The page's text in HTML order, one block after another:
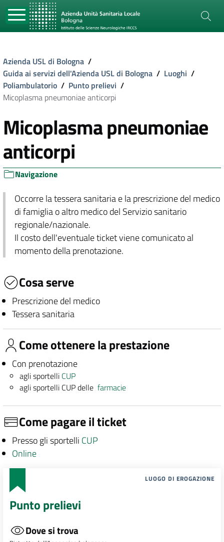
Azienda USL di Bologna /
Guida ai servizi dell'Azienda USL di Bologna / Luoghi /
Poliambulatorio / Punto prelievi /
Micoplasma pneumoniae anticorpi
Micoplasma pneumoniae
anticorpi
Navigazione
Occorre la tessera sanitaria e la prescrizione del medico
di famiglia o altro medico del Servizio sanitario
regionale/nazionale.
Il costo dell'eventuale ticket viene comunicato al
momento della prenotazione.
Cosa serve
Prescrizione del medico
Tessera sanitaria
Come ottenere la prestazione
Con prenotazione
agli sportelli CUP
agli sportelli CUP dellefarmacie
Come pagare il ticket
Presso gli sportelli CUP
Online
LUOGO DI EROGAZIONE
Punto prelievi
Dove si trova